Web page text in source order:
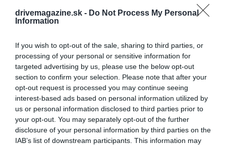
drivemagazine.sk - Do Not Process My Personal
Information
If you wish to opt-out of the sale, sharing to third parties, or
processing of your personal or sensitive information for
targeted advertising by us, please use the below opt-out
section to confirm your selection. Please note that after your
opt-out request is processed you may continue seeing
interest-based ads based on personal information utilized by
us or personal information disclosed to third parties prior to
your opt-out. You may separately opt-out of the further
disclosure of your personal information by third parties on the
IAB’s list of downstream participants. This information may
uvarené, pridáme smotanu a rozmixujeme tyčovým
slaninkou.
KURACIE RIZOTO SO SLADKÝMI
ZEMIAKMI